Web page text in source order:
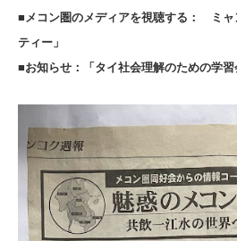
■メコン圏のメディアを視聴する： ミャ
ティー」
■お知らせ：「タイ社会理解のための学習